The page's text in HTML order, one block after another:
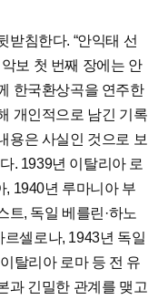
받침한다. “안익태 선
보 첫 번째 장에는 안
한국환상곡을 연주한
개인적으로 남긴 기록
용은 사실인 것으로 보
. 1939년 이탈리아 로
, 1940년 루마니아 부
트, 독일 베를린·하노
셀로나, 1943년 독일
탈리아 로마 등 전 유
과 긴밀한 관계를 맺고